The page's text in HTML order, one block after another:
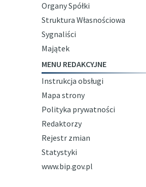
Organy Spółki
Struktura Własnościowa
Sygnaliści
Majątek
MENU REDAKCYJNE
Instrukcja obsługi
Mapa strony
Polityka prywatności
Redaktorzy
Rejestr zmian
Statystyki
www.bip.gov.pl